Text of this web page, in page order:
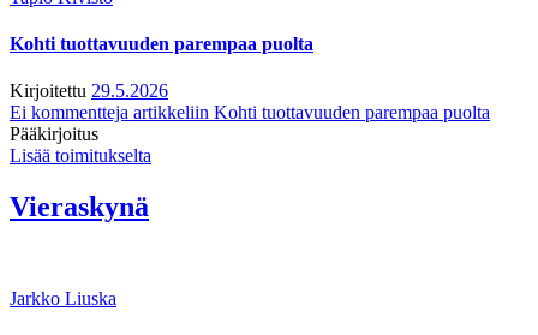
Kohti tuottavuuden parempaa puolta
Kirjoitettu 29.5.2026
Ei kommentteja artikkeliin Kohti tuottavuuden parempaa puolta
Pääkirjoitus
Lisää toimitukselta
Vieraskynä
Jarkko Liuska